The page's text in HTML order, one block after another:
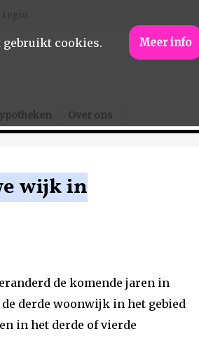
Over ons
wijk in
de komende jaren in
derde woonwijk in het gebied
in het derde of vierde
cookies. Meer info